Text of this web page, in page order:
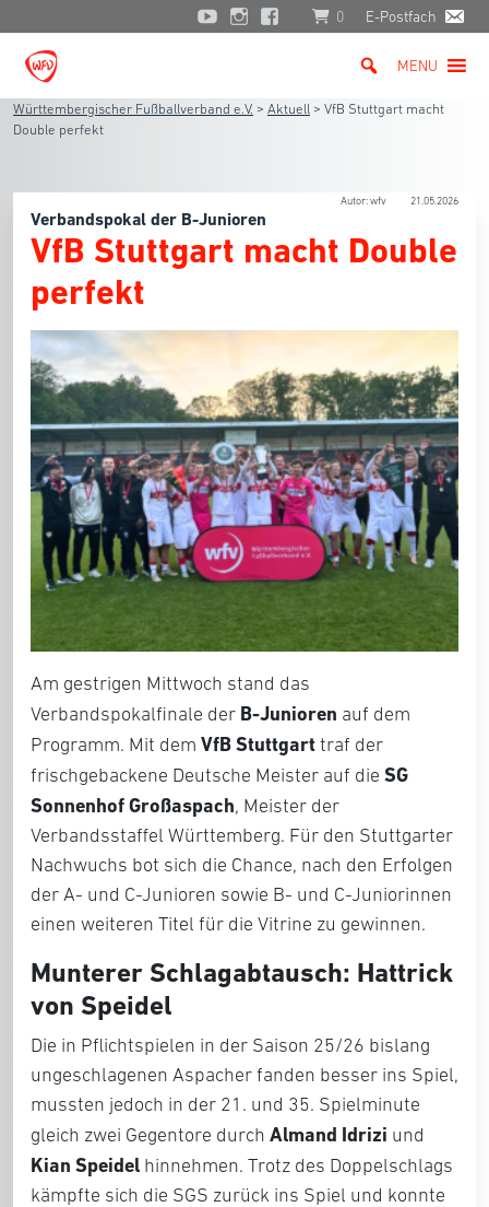
0 E-Postfach
MENU
Württembergischer Fußballverband e.V. > Aktuell > VfB Stuttgart macht
Double perfekt
Autor: wfv 21.05.2026
Verbandspokal der B-Junioren
VfB Stuttgart macht Double
perfekt
Am gestrigen Mittwoch stand das
Verbandspokalfinale der B-Junioren auf dem
Programm. Mit dem VfB Stuttgart traf der
frischgebackene Deutsche Meister auf die SG
Sonnenhof Großaspach, Meister der
Verbandsstaffel Württemberg. Für den Stuttgarter
Nachwuchs bot sich die Chance, nach den Erfolgen
der A- und C-Junioren sowie B- und C-Juniorinnen
einen weiteren Titel für die Vitrine zu gewinnen.
Munterer Schlagabtausch: Hattrick
von Speidel
Die in Pflichtspielen in der Saison 25/26 bislang
ungeschlagenen Aspacher fanden besser ins Spiel,
mussten jedoch in der 21. und 35. Spielminute
gleich zwei Gegentore durch Almand Idrizi und
Kian Speidel hinnehmen. Trotz des Doppelschlags
kämpfte sich die SGS zurück ins Spiel und konnte